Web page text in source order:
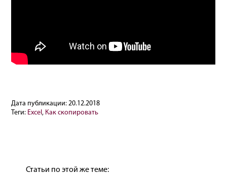
Дата публикации:20.12.2018
Теги: Excel, Как скопировать
Статьи по этой же теме: